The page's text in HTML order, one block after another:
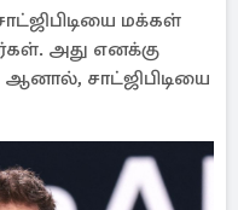
மக்கள்
அது எனக்கு
ஆனால், சாட்ஜிபிடியை